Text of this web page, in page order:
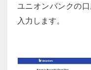
ユニオンバンクの
入力します。